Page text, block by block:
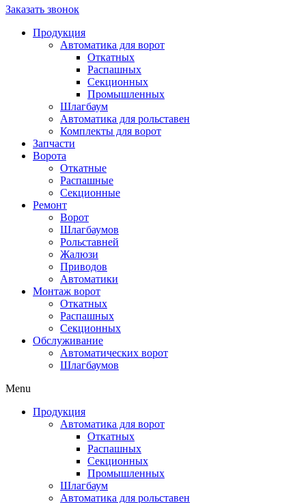
Заказать звонок
Продукция
Автоматика для ворот
Откатных
Распашных
Секционных
Промышленных
Шлагбаум
Автоматика для рольставен
Комплекты для ворот
Запчасти
Ворота
Откатные
Распашные
Секционные
Ремонт
Ворот
Шлагбаумов
Рольставней
Жалюзи
Приводов
Автоматики
Монтаж ворот
Откатных
Распашных
Секционных
Обслуживание
Автоматических ворот
Шлагбаумов
Menu
Продукция
Автоматика для ворот
Откатных
Распашных
Секционных
Промышленных
Шлагбаум
Автоматика для рольставен